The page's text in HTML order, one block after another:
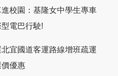
校園：基隆女中學生專車
電巴行駛!
宜國道客運路線增班疏運
優惠